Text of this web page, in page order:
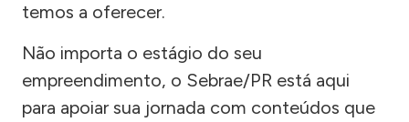
temos a oferecer.
Não importa o estágio do seu
empreendimento, o Sebrae/PR está aqui
para apoiar sua jornada com conteúdos que